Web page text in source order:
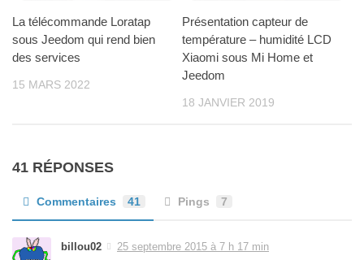
La télécommande Loratap
sous Jeedom qui rend bien
des services
15 MARS 2022
Présentation capteur de
température – humidité LCD
Xiaomi sous Mi Home et
Jeedom
18 JANVIER 2019
41 RÉPONSES
Commentaires 41 Pings 7
billou02
25 septembre 2015 à 7 h 17 min